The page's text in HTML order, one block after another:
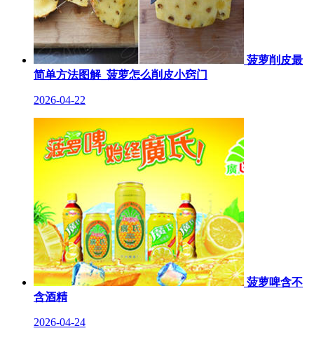
菠萝削皮最
简单方法图解_菠萝怎么削皮小窍门
2026-04-22
菠萝啤含不
含酒精
2026-04-24